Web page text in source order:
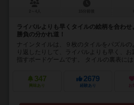
ライバルよりも早くタイルの絵柄を合わ
勝負の分かれ道！
ナインタイルは、９枚のタイルをパズルの
り返したりして、ライバルよりも早く、お
指すボードゲームです。 タイルの裏表には
347
興味あり
2679
経験あり